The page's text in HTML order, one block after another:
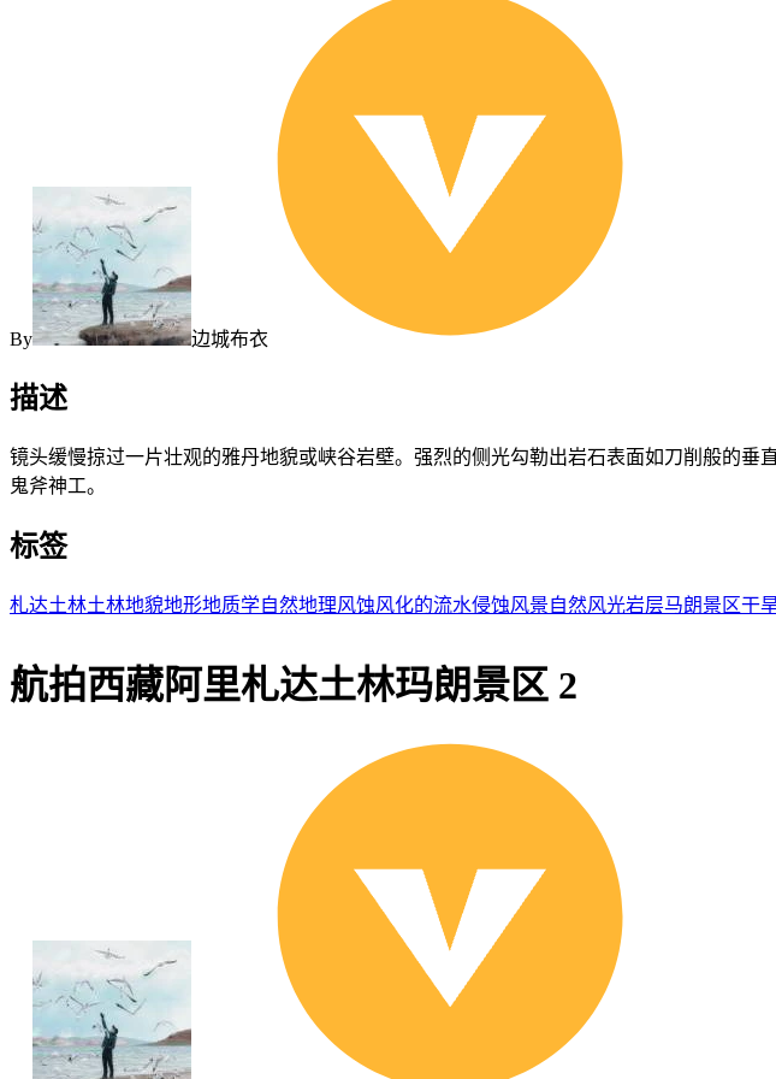
By 边城布衣
描述
镜头缓慢掠过一片壮观的雅丹地貌或峡谷岩壁。强烈的侧光勾勒出岩石表面如刀削般的
鬼斧神工。
标签
札达土林土林地貌地形地质学自然地理风蚀风化的流水侵蚀风景自然风光岩层马朗景区干
航拍西藏阿里札达土林玛朗景区 2